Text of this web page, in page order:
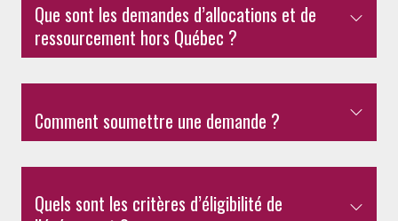
Que sont les demandes d’allocations et de
ressourcement hors Québec ?
Comment soumettre une demande ?
Quels sont les critères d’éligibilité de